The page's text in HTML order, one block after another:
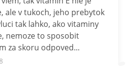
ale v tukoch, jeho prebytok
tak lahko, ako vitaminy
nemoze to sposobit
za skoru odpoved...